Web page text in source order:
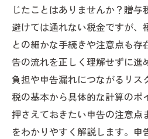
じたことはありませんか？贈
避けては通れない税金ですが、
との細かな手続きや注意点も存
告の流れを正しく理解せずに進
負担や申告漏れにつながるリス
税の基本から具体的な計算のポ
押さえておきたい申告の注意点
をわかりやすく解説します。申